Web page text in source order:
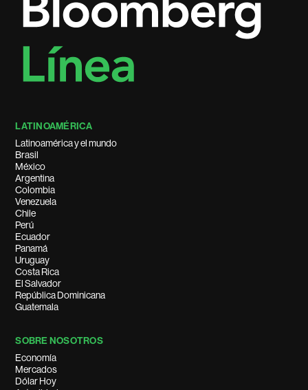
LATINOAMÉRICA
Latinoamérica y el mundo
Brasil
México
Argentina
Colombia
Venezuela
Chile
Perú
Ecuador
Panamá
Uruguay
Costa Rica
El Salvador
República Dominicana
Guatemala
SOBRE NOSOTROS
Economía
Mercados
Dólar Hoy